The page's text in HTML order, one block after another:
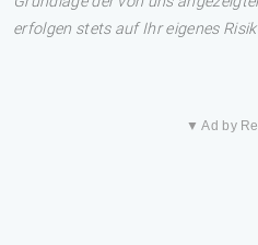
erfolgen stets auf Ihr eigenes
▼ Ad by